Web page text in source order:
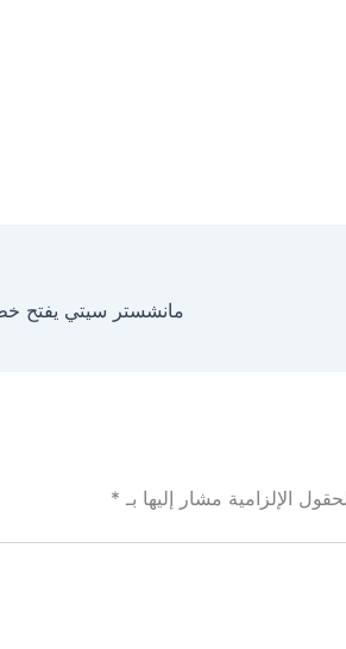
الإلزامية مشار إليها بـ *